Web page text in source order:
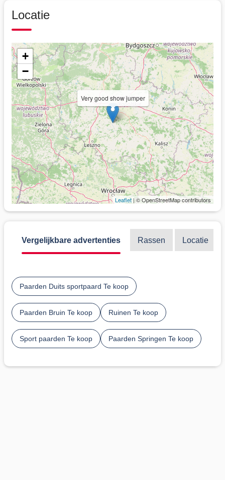
Locatie
Very good show jumper
+
−
Leaflet | © OpenStreetMap contributors
Vergelijkbare advertenties Rassen Locatie
Paarden Duits sportpaard Te koop
Paarden Bruin Te koop Ruinen Te koop
Sport paarden Te koop Paarden Springen Te koop